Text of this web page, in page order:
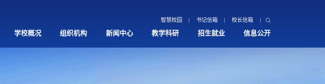
智慧校园 书记信箱 校长信箱
学校概况 组织机构 新闻中心 教学科研 招生就业 信息公开